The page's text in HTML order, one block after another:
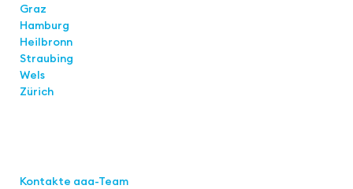
Graz
Hamburg
Heilbronn
Straubing
Wels
Zürich
Kontakte aaa-Team